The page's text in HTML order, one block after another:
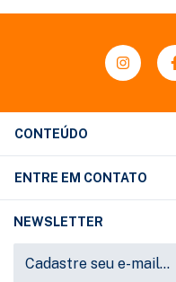
CONTEÚDO
ENTRE EM CONTATO
NEWSLETTER